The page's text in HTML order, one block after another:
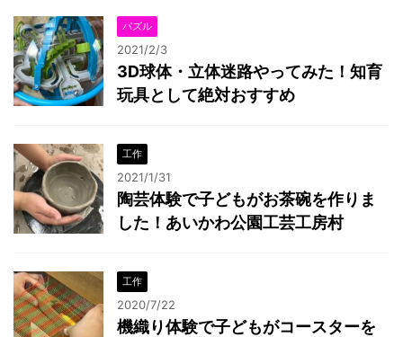
パズル
2021/2/3
3D球体・立体迷路やってみた！知育
玩具として絶対おすすめ
工作
2021/1/31
陶芸体験で子どもがお茶碗を作りま
した！あいかわ公園工芸工房村
工作
2020/7/22
機織り体験で子どもがコースターを